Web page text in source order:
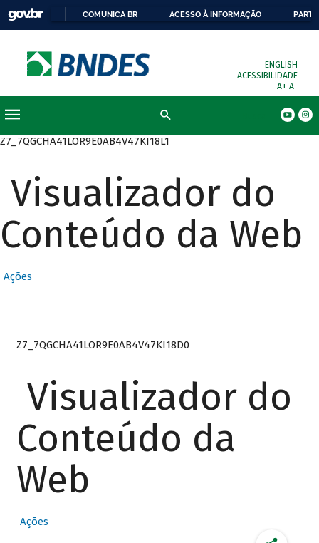
COMUNICA BR ACESSO À INFORMAÇÃO
ENGLISH
ACESSIBILIDADE
A+ A-
Z7_7QGCHA41LOR9E0AB4V47KI18L1
Visualizador do
Conteúdo da Web
Ações
Z7_7QGCHA41LOR9E0AB4V47KI18D0
Visualizador do
Conteúdo da
Web
Ações